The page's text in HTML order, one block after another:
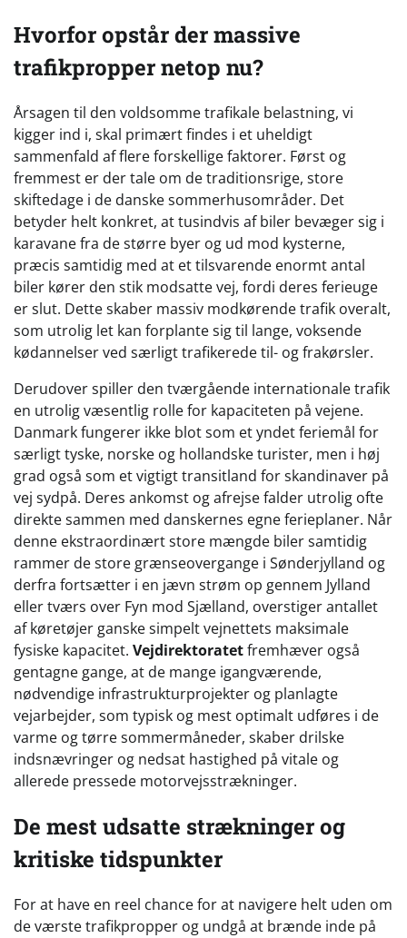
Hvorfor opstår der massive
trafikpropper netop nu?
Årsagen til den voldsomme trafikale belastning, vi
kigger ind i, skal primært findes i et uheldigt
sammenfald af flere forskellige faktorer. Først og
fremmest er der tale om de traditionsrige, store
skiftedage i de danske sommerhusområder. Det
betyder helt konkret, at tusindvis af biler bevæger sig i
karavane fra de større byer og ud mod kysterne,
præcis samtidig med at et tilsvarende enormt antal
biler kører den stik modsatte vej, fordi deres ferieuge
er slut. Dette skaber massiv modkørende trafik overalt,
som utrolig let kan forplante sig til lange, voksende
kødannelser ved særligt trafikerede til- og frakørsler.
Derudover spiller den tværgående internationale trafik
en utrolig væsentlig rolle for kapaciteten på vejene.
Danmark fungerer ikke blot som et yndet feriemål for
særligt tyske, norske og hollandske turister, men i høj
grad også som et vigtigt transitland for skandinaver på
vej sydpå. Deres ankomst og afrejse falder utrolig ofte
direkte sammen med danskernes egne ferieplaner. Når
denne ekstraordinært store mængde biler samtidig
rammer de store grænseovergange i Sønderjylland og
derfra fortsætter i en jævn strøm op gennem Jylland
eller tværs over Fyn mod Sjælland, overstiger antallet
af køretøjer ganske simpelt vejnettets maksimale
fysiske kapacitet. Vejdirektoratetfremhæver også
gentagne gange, at de mange igangværende,
nødvendige infrastrukturprojekter og planlagte
vejarbejder, som typisk og mest optimalt udføres i de
varme og tørre sommermåneder, skaber drilske
indsnævringer og nedsat hastighed på vitale og
allerede pressede motorvejsstrækninger.
De mest udsatte strækninger og
kritiske tidspunkter
For at have en reel chance for at navigere helt uden om
de værste trafikpropper og undgå at brænde inde på